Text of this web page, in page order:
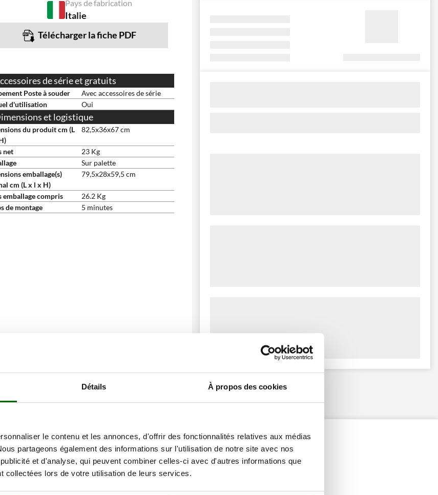
Détails À propos des cookies
le contenu et les annonces, d'offrir des fonctionnalités relatives aux médias
partageons également des informations sur l'utilisation de notre site avec nos
et d'analyse, qui peuvent combiner celles-ci avec d'autres informations que
collectées lors de votre utilisation de leurs services.
Pays de fabrication
Italie
Télécharger la fiche PDF
de série et gratuits
Poste à souder
Avec accessoires de série
d'utilisation
Oui
et logistique
du produit cm (L
82,5x36x67 cm
net
23 Kg
Sur palette
emballage(s)
cm (L x l x H)
79,5x28x59,5 cm
emballage compris
26.2 Kg
de montage
5 minutes